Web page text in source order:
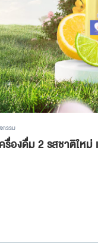
กรรม
องดื่ม 2 รสชาติใหม่